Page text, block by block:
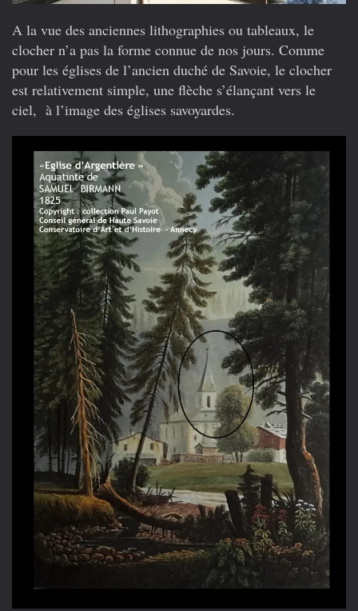
A la vue des anciennes lithographies ou tableaux, le
clocher n’a pas la forme connue de nos jours. Comme
pour les églises de l’ancien duché de Savoie, le clocher
est relativement simple, une flèche s’élançant vers le
ciel, à l’image des églises savoyardes.